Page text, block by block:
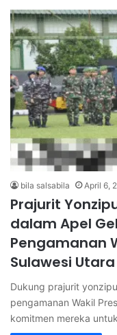
bila salsabila April 6,
Prajurit
dalam Apel
Pengamanan
Sulawesi Utara
Dukung prajurit
pengamanan Wakil
komitmen mereka